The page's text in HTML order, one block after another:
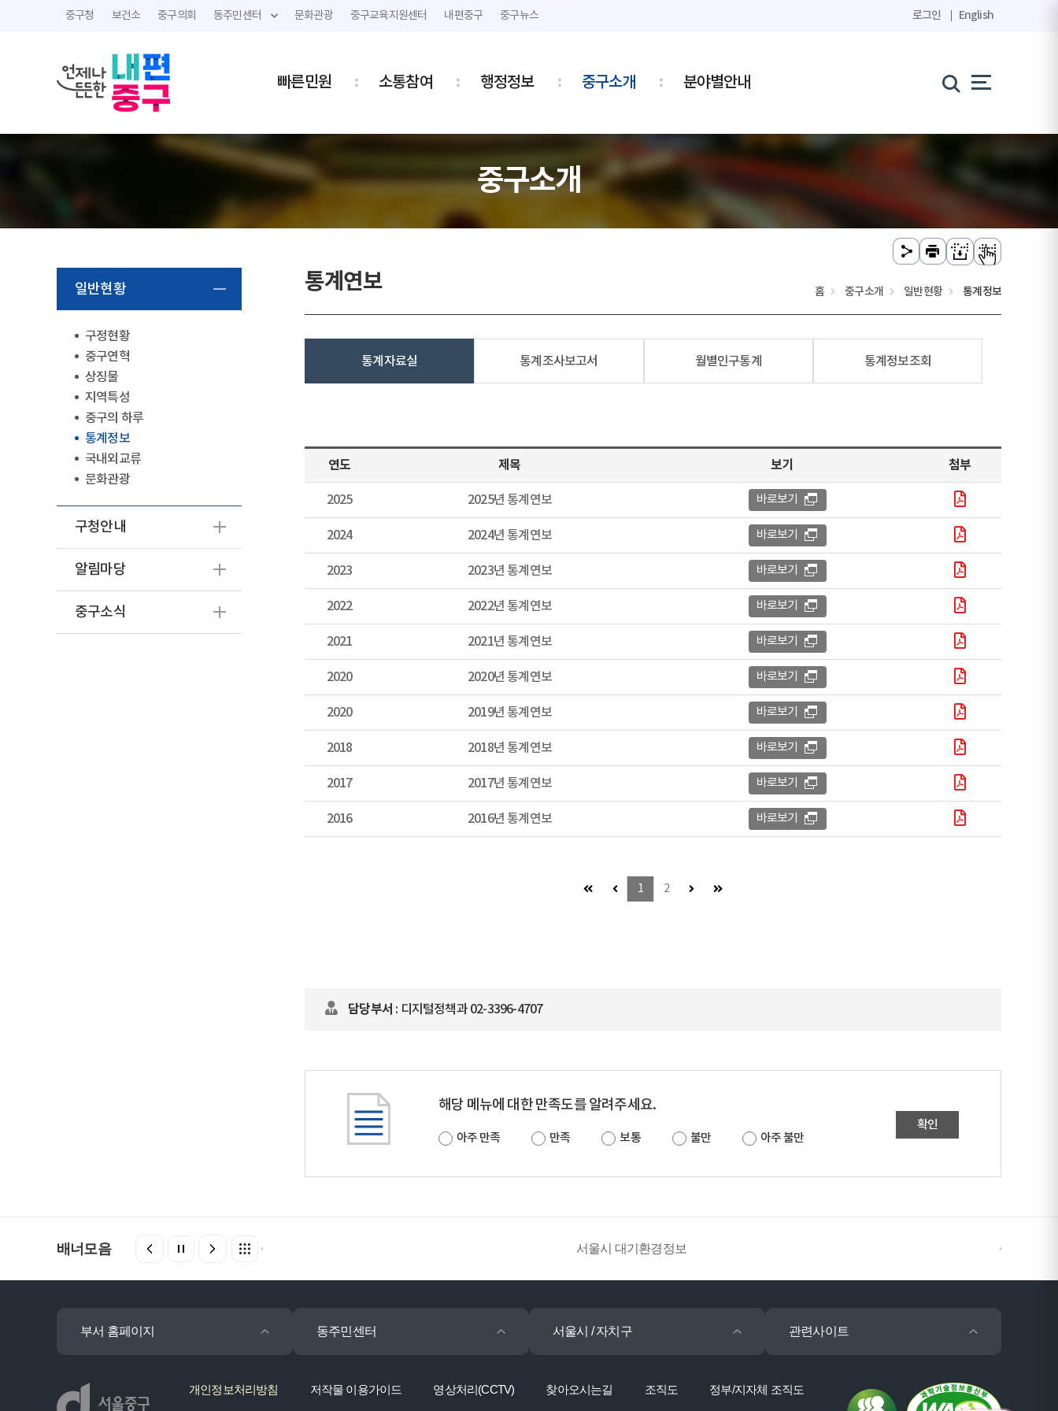
중구청 보건소 중구의회 동주민센터 문화관광 중구교육지원센터 내편중구 중구뉴스 로그인 English
빠른민원 소통참여 행정정보 중구소개 분야별안내
중구소개
일반현황
구정현황
중구연혁
상징물
지역특성
중구의 하루
통계정보
국내외교류
문화관광
구청안내
알림마당
중구소식
통계연보 홈 중구소개 일반현황 통계정보
통계자료실 통계조사보고서 월별인구통계 통계정보조회
연도 제목 보기 첨부
2025 2025년 통계연보 바로보기
2024 2024년 통계연보 바로보기
2023 2023년 통계연보 바로보기
2022 2022년 통계연보 바로보기
2021 2021년 통계연보 바로보기
2020 2020년 통계연보 바로보기
2020 2019년 통계연보 바로보기
2018 2018년 통계연보 바로보기
2017 2017년 통계연보 바로보기
2016 2016년 통계연보 바로보기
첫 페이지 (이동불가)
이전 페이지 (이동불가)
1 2 다음 페이지 (이동불가)
마지막 페이지
담당부서 : 디지털정책과 02-3396-4707
해당 메뉴에 대한 만족도를 알려주세요.
아주 만족 만족 보통 불만 아주 불만
확인
배너모음 서울시 대기환경정보
부서 홈페이지 동주민센터 서울시 / 자치구 관련사이트
개인정보처리방침 저작물 이용가이드 영상처리(CCTV) 찾아오시는길 조직도 정부/지자체 조직도